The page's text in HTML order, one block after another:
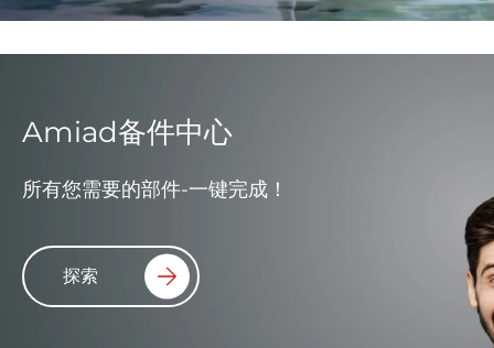
Amiad备件中心
所有您需要的部件-一键完成！
探索